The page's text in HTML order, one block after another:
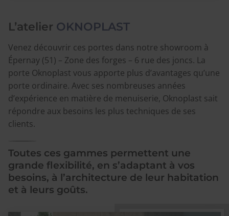
L’atelier OKNOPLAST
Venez découvrir ces portes dans notre showroom à
Épernay (51) – Zone des forges – 6 rue des joncs. La
porte Oknoplast vous apporte plus d’avantages qu’une
porte ordinaire. Avec ses nombreuses années
d’expérience en matière de menuiserie, Oknoplast sait
répondre aux besoins les plus techniques de ses
clients.
Toutes ces gammes permettent une
grande flexibilité, en s’adaptant à vos
besoins, à l’architecture de leur habitation
et à leurs goûts.